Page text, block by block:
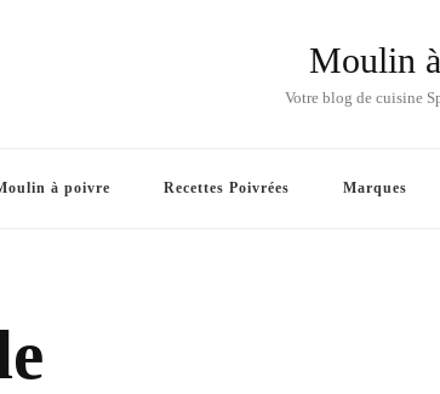
Moulin
Votre blog de cuisine
à poivre Recettes Poivrées Marques